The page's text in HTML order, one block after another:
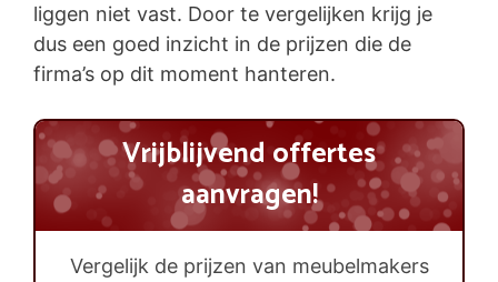
liggen niet vast. Door te vergelijken krijg je
dus een goed inzicht in de prijzen die de
firma’s op dit moment hanteren.
Vrijblijvend offertes
aanvragen!
Vergelijk de prijzen van meubelmakers